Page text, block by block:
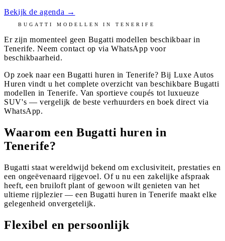
Bekijk de agenda →
BUGATTI MODELLEN INTENERIFE
Er zijn momenteel geen Bugatti modellen beschikbaar in
Tenerife. Neem contact op via WhatsApp voor
beschikbaarheid.
Op zoek naar een Bugatti huren in Tenerife? Bij Luxe Autos
Huren vindt u het complete overzicht van beschikbare Bugatti
modellen in Tenerife. Van sportieve coupés tot luxueuze
SUV's — vergelijk de beste verhuurders en boek direct via
WhatsApp.
Waarom een Bugatti huren in
Tenerife?
Bugatti staat wereldwijd bekend om exclusiviteit, prestaties en
een ongeëvenaard rijgevoel. Of u nu een zakelijke afspraak
heeft, een bruiloft plant of gewoon wilt genieten van het
ultieme rijplezier — een Bugatti huren in Tenerife maakt elke
gelegenheid onvergetelijk.
Flexibel en persoonlijk